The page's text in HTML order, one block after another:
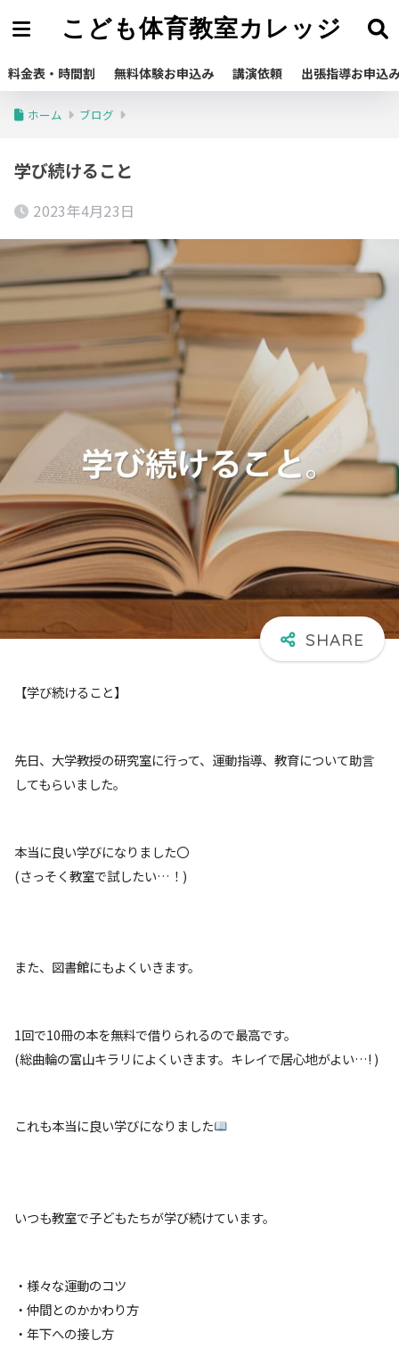
こども体育教室カレッジ
料金表・時間割 無料体験お申込み 講演依頼 出張指導お申込
ホーム ブログ
学び続けること
2023年4月23日
【学び続けること】
先日、大学教授の研究室に行って、運動指導、教育について助言
してもらいました。
本当に良い学びになりました〇
(さっそく教室で試したい…！)
また、図書館にもよくいきます。
1回で10冊の本を無料で借りられるので最高です。
(総曲輪の富山キラリによくいきます。キレイで居心地がよい…! )
これも本当に良い学びになりました
いつも教室で子どもたちが学び続けています。
・様々な運動のコツ
・仲間とのかかわり方
・年下への接し方